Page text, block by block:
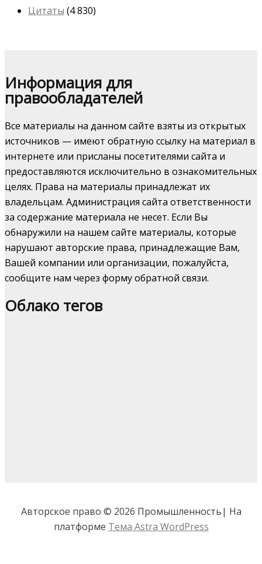
Цитаты (4 830)
Информация для
правообладателей
Все материалы на данном сайте взяты из открытых
источников — имеют обратную ссылку на материал в
интернете или присланы посетителями сайта и
предоставляются исключительно в ознакомительных
целях. Права на материалы принадлежат их
владельцам. Администрация сайта ответственности
за содержание материала не несет. Если Вы
обнаружили на нашем сайте материалы, которые
нарушают авторские права, принадлежащие Вам,
Вашей компании или организации, пожалуйста,
сообщите нам через форму обратной связи.
Облако тегов
Авторское право © 2026 Промышленность| На
платформе Тема Astra WordPress